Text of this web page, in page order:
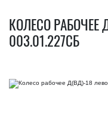
КОЛЕСО РАБОЧЕЕ
003.01.227СБ